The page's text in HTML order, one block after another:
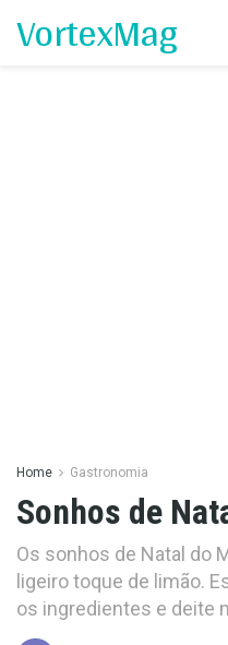
VortexMag
Home Gastronomia
Sonhos de
Os sonhos de Natal do
ligeiro toque de limão.
os ingredientes e deite